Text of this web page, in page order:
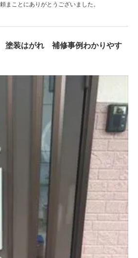
まことにありがとうございました。
塗装はがれ 補修事例わかりやす